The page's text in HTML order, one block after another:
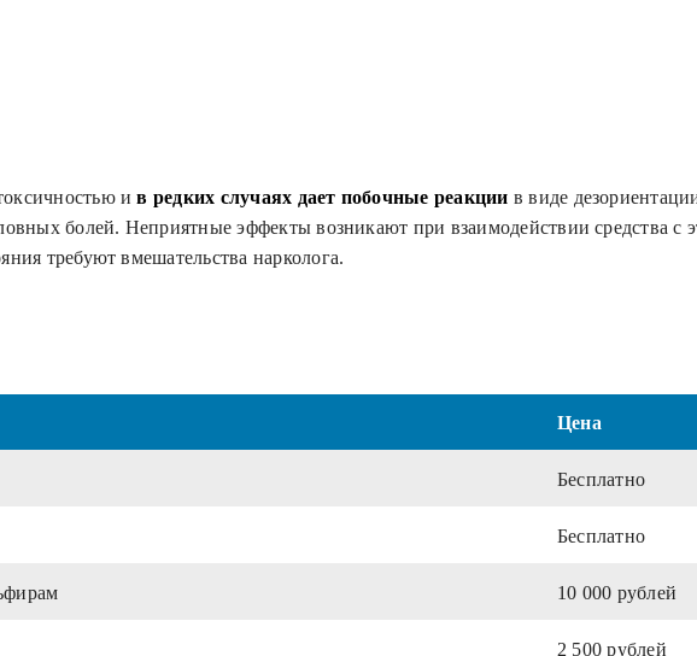
ив редких случаях дает побочные реакции в виде
болей. Неприятные эффекты возникают при взаимодействии средства с
требуют вмешательства нарколога.
Цена
Бесплатно
Бесплатно
10 000 рублей
2 500 рублей